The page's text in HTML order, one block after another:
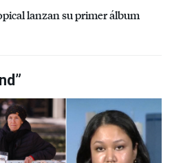
lanzan su primer álbum